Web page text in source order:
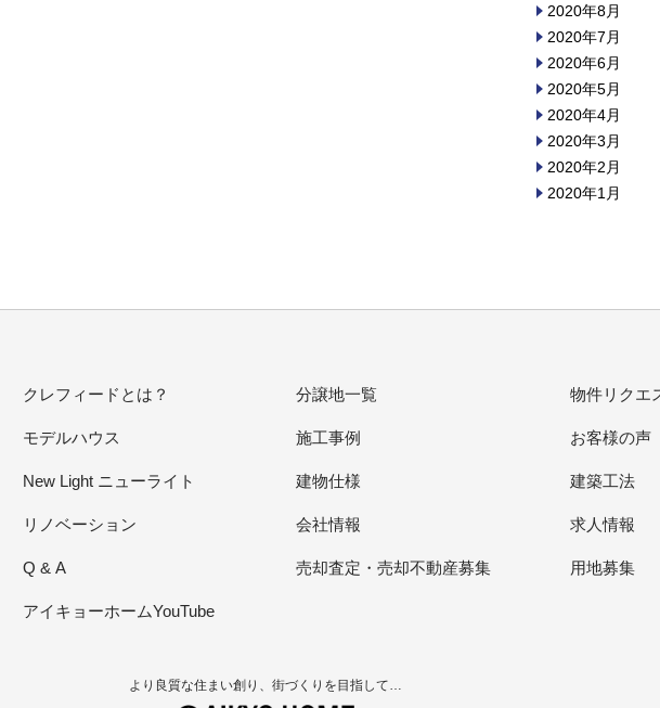
2020年8月
2020年7月
2020年6月
2020年5月
2020年4月
2020年3月
2020年2月
2020年1月
クレフィードとは？ 分譲地一覧 物件リクエ
モデルハウス 施工事例 お客様の声
New Light ニューライト 建物仕様 建築工法
リノベーション 会社情報 求人情報
Q & A 売却査定・売却不動産募集 用地募集
アイキョーホームYouTube
より良質な住まい創り、街づくりを目指して…